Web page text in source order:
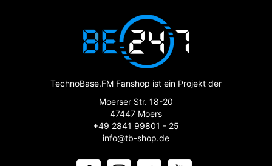
TechnoBase.FM Fanshop ist ein Projekt der
Moerser Str. 18-20
47447 Moers
+49 2841 99801 - 25
info@tb-shop.de